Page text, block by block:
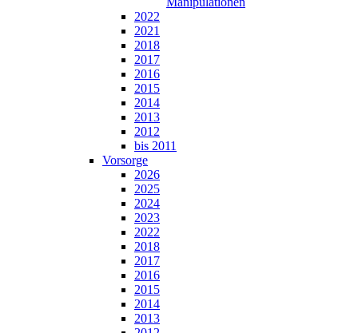
2022
2021
2018
2017
2016
2015
2014
2013
2012
bis 2011
Vorsorge
2026
2025
2024
2023
2022
2018
2017
2016
2015
2014
2013